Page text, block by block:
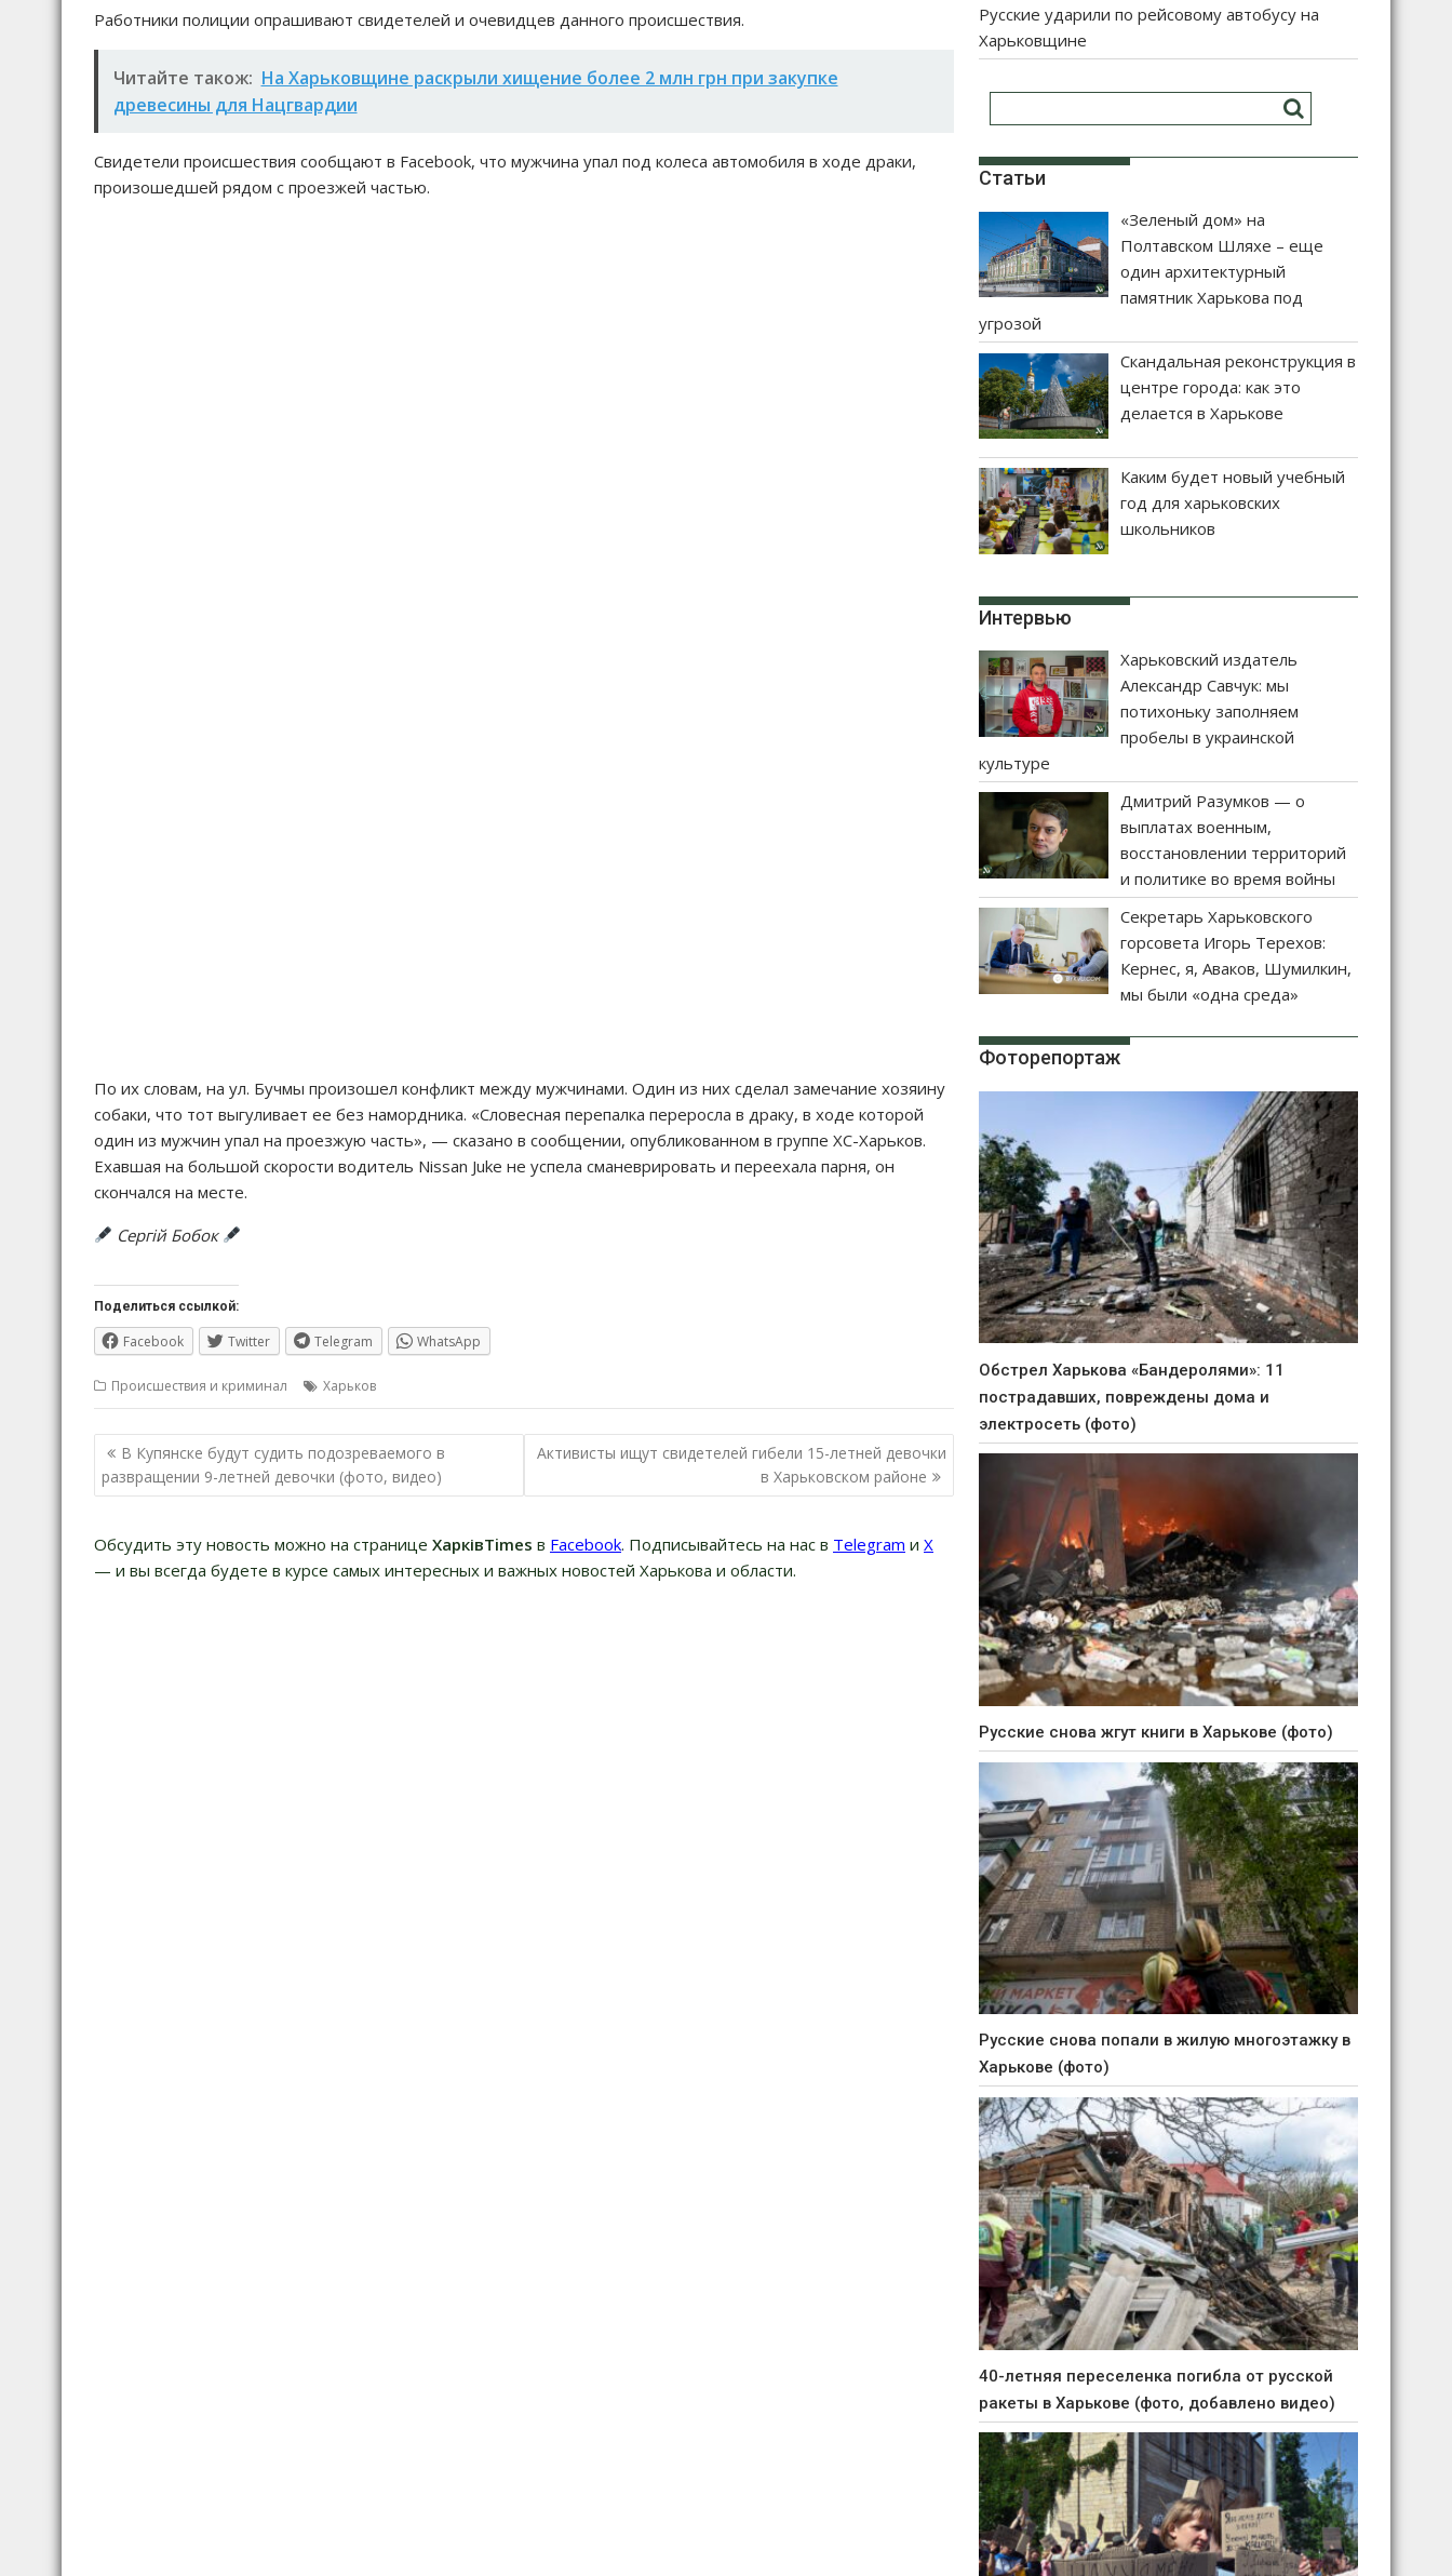
Работники полиции опрашивают свидетелей и очевидцев данного происшествия.
Читайте також: На Харьковщине раскрыли хищение более 2 млн грн при закупке
древесины для Нацгвардии
Свидетели происшествия сообщают в Facebook, что мужчина упал под колеса автомобиля в ходе драки,
произошедшей рядом с проезжей частью.
По их словам, на ул. Бучмы произошел конфликт между мужчинами. Один из них сделал замечание хозяину
собаки, что тот выгуливает ее без намордника. «Словесная перепалка переросла в драку, в ходе которой
один из мужчин упал на проезжую часть», — сказано в сообщении, опубликованном в группе ХС-Харьков.
Ехавшая на большой скорости водитель Nissan Juke не успела сманеврировать и переехала парня, он
скончался на месте.
Сергій Бобок
Поделиться ссылкой:
Facebook Twitter Telegram WhatsApp
Происшествия и криминал Харьков
Навигация
по
записям
В Купянске будут судить подозреваемого в
развращении 9-летней девочки (фото, видео)
Активисты ищут свидетелей гибели 15-летней девочки
в Харьковском районе
Обсудить эту новость можно на странице ХарківTimes в Facebook. Подписывайтесь на нас в Telegram и Х
— и вы всегда будете в курсе самых интересных и важных новостей Харькова и области.
Русские ударили по рейсовому автобусу на
Харьковщине
Статьи
«Зеленый дом» на
Полтавском Шляхе – еще
один архитектурный
памятник Харькова под
угрозой
Скандальная реконструкция в
центре города: как это
делается в Харькове
Каким будет новый учебный
год для харьковских
школьников
Интервью
Харьковский издатель
Александр Савчук: мы
потихоньку заполняем
пробелы в украинской
культуре
Дмитрий Разумков — о
выплатах военным,
восстановлении территорий
и политике во время войны
Секретарь Харьковского
горсовета Игорь Терехов:
Кернес, я, Аваков, Шумилкин,
мы были «одна среда»
Фоторепортаж
Обстрел Харькова «Бандеролями»: 11
пострадавших, повреждены дома и
электросеть (фото)
Русские снова жгут книги в Харькове (фото)
Русские снова попали в жилую многоэтажку в
Харькове (фото)
40-летняя переселенка погибла от русской
ракеты в Харькове (фото, добавлено видео)